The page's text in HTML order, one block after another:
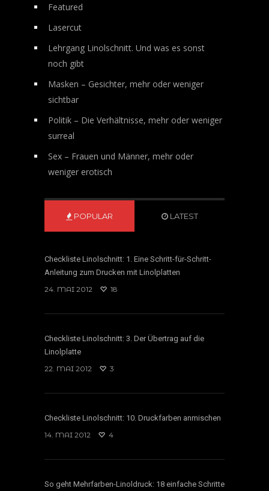
Featured
Lasercut
Lehrgang Linolschnitt. Und was es sonst
noch gibt
Masken – Gesichter, mehr oder weniger
sichtbar
Politik – Die Verhältnisse, mehr oder weniger
surreal
Sex – Frauen und Männer, mehr oder
weniger erotisch
POPULAR LATEST
Checkliste Linolschnitt: 1. Eine Schritt-für-Schritt-
Anleitung zum Drucken mit Linolplatten
24. MAI 2012
18
Checkliste Linolschnitt: 3. Der Übertrag auf die
Linolplatte
22. MAI 2012
3
Checkliste Linolschnitt: 10. Druckfarben anmischen
14. MAI 2012
4
So geht Mehrfarben-Linoldruck: 18 einfache Schritte